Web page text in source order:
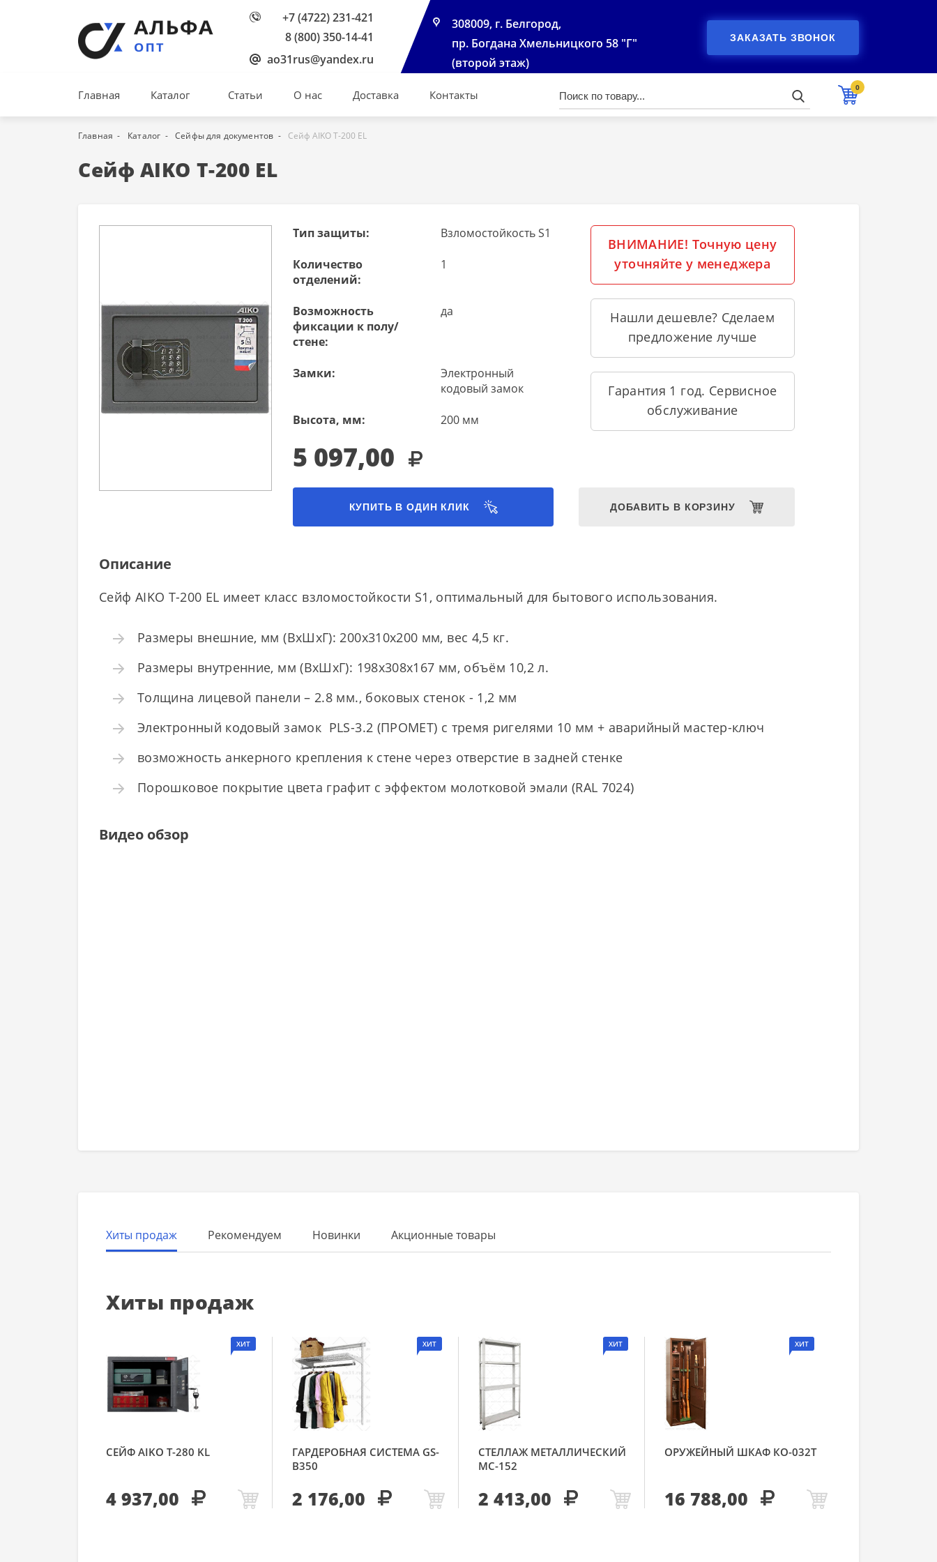
+7 (4722) 231-421
8 (800) 350-14-41
ao31rus@yandex.ru
308009, г. Белгород,
пр. Богдана Хмельницкого 58 "Г"
(второй этаж)
ЗАКАЗАТЬ ЗВОНОК
Главная Каталог Статьи О нас Доставка Контакты
0
Главная Каталог Сейфы для документов Сейф AIKO Т-200 EL
Сейф AIKO Т-200 EL
Тип защиты: Взломостойкость S1
Количество
отделений:
1
Возможность
фиксации к полу/
стене:
да
Замки:
Электронный
кодовый замок
Высота, мм: 200 мм
5 097,00
ВНИМАНИЕ! Точную цену
уточняйте у менеджера
Нашли дешевле? Сделаем
предложение лучше
Гарантия 1 год. Сервисное
обслуживание
КУПИТЬ В ОДИН КЛИК ДОБАВИТЬ В КОРЗИНУ
Описание
Сейф AIKO Т-200 EL имеет класс взломостойкости S1, оптимальный для бытового использования.
Размеры внешние, мм (ВхШхГ): 200x310x200 мм, вес 4,5 кг.
Размеры внутренние, мм (ВхШхГ): 198x308x167 мм, объём 10,2 л.
Толщина лицевой панели – 2.8 мм., боковых стенок - 1,2 мм
Электронный кодовый замок PLS-3.2 (ПРОМЕТ) с тремя ригелями 10 мм + аварийный мастер-ключ
возможность анкерного крепления к стене через отверстие в задней стенке
Порошковое покрытие цвета графит с эффектом молотковой эмали (RAL 7024)
Видео обзор
Хиты продаж Рекомендуем Новинки Акционные товары
Хиты продаж
ХИТ
СЕЙФ AIKO Т-280 KL
4 937,00
ХИТ
ГАРДЕРОБНАЯ СИСТЕМА GS-
В350
2 176,00
ХИТ
СТЕЛЛАЖ МЕТАЛЛИЧЕСКИЙ
МС-152
2 413,00
ХИТ
ОРУЖЕЙНЫЙ ШКАФ КО-032Т
16 788,00